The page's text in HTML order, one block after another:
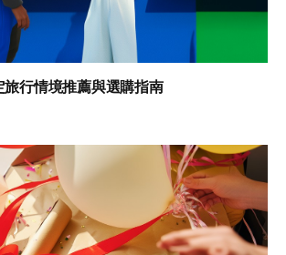
行情境推薦與選購指南